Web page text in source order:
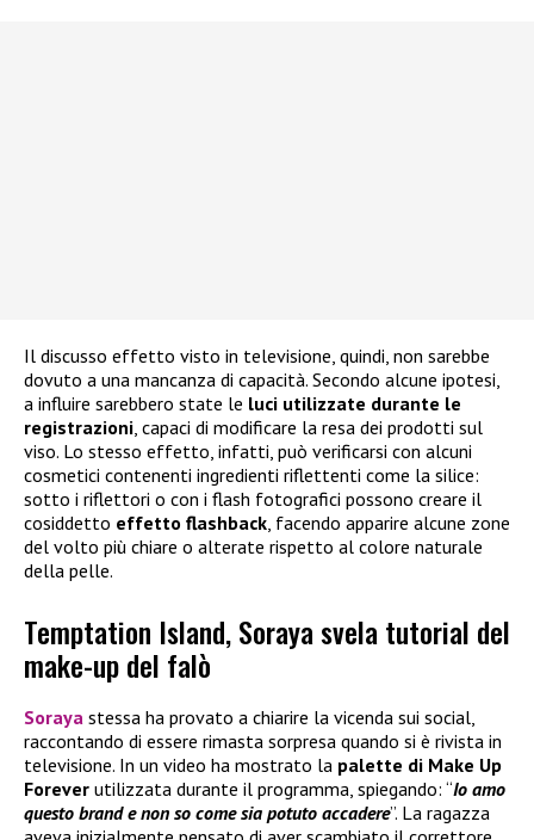
Il discusso effetto visto in televisione, quindi, non sarebbe
dovuto a una mancanza di capacità. Secondo alcune ipotesi,
a influire sarebbero state le luci utilizzate durante le
registrazioni, capaci di modificare la resa dei prodotti sul
viso. Lo stesso effetto, infatti, può verificarsi con alcuni
cosmetici contenenti ingredienti riflettenti come la silice:
sotto i riflettori o con i flash fotografici possono creare il
cosiddetto effetto flashback, facendo apparire alcune zone
del volto più chiare o alterate rispetto al colore naturale
della pelle.
Temptation Island, Soraya svela tutorial del
make-up del falò
Soraya stessa ha provato a chiarire la vicenda sui social,
raccontando di essere rimasta sorpresa quando si è rivista in
televisione. In un video ha mostrato la palette di Make Up
Forever utilizzata durante il programma, spiegando: “Io amo
questo brand e non so come sia potuto accadere”. La ragazza